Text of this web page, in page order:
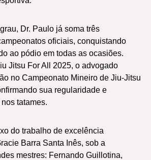
Dr. Paulo já soma três
oficiais, conquistando
ao pódio em todas as ocasiões.
Jitsu For All 2025, o advogado
no Campeonato Mineiro de Jiu-Jitsu
sua regularidade e
tatames.
do trabalho de excelência
Barra Santa Inês, sob a
mestres: Fernando Guillotina,